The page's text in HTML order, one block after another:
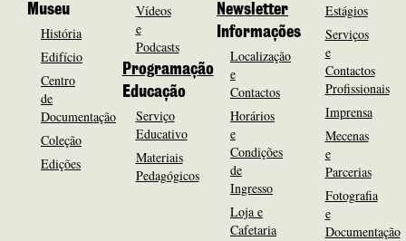
Museu
História
Edifício
Centro
de
Documentação
Coleção
Edições
Vídeos
e
Podcasts
Programação
Educação
Serviço
Educativo
Materiais
Pedagógicos
Newsletter
Informações
Localização
e
Contactos
Horários
e
Condições
de
Ingresso
Loja e
Cafetaria
Estágios
Serviços
e
Contactos
Profissionais
Imprensa
Mecenas
e
Parcerias
Fotografia
e
Documentação